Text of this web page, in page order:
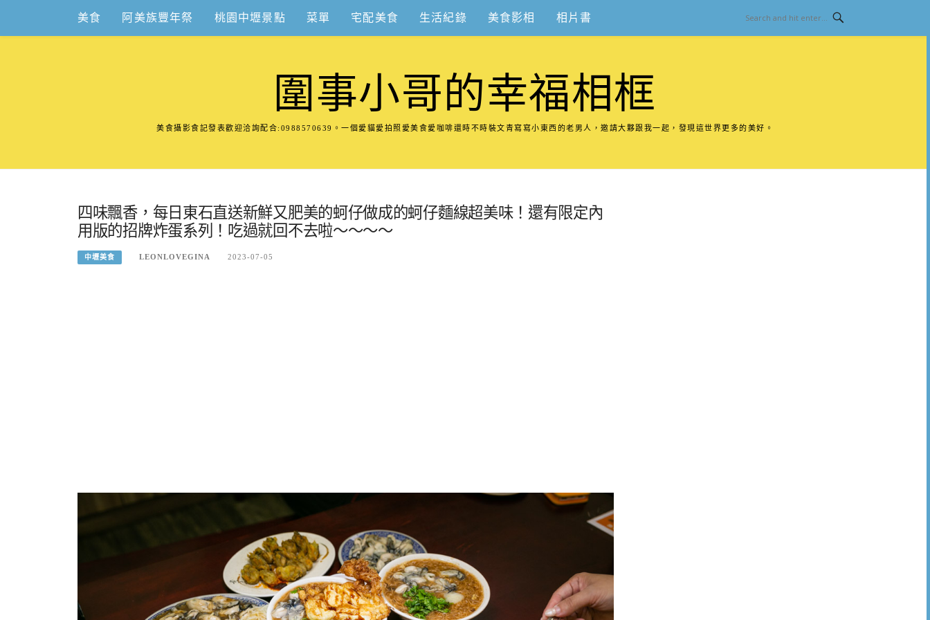
content
美食 阿美族豐年祭 桃園中壢景點 菜單 宅配美食 生活紀錄 美食影相 相片書
圍事小哥的幸福相框
美食攝影食記發表歡迎洽詢配合:0988570639。一個愛貓愛拍照愛美食愛咖啡還時不時裝文青寫寫小東西的老男人，邀請大夥跟我一起，發現這世界更多的美好。
四味飄香，每日東石直送新鮮又肥美的蚵仔做成的蚵仔麵線超美味！還有限定內
用版的招牌炸蛋系列！吃過就回不去啦～～～～
中壢美食 LEONLOVEGINA 2023-07-05